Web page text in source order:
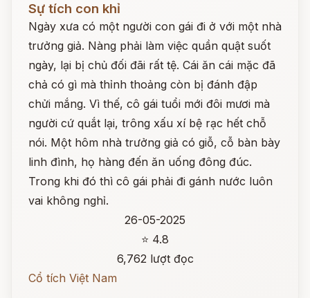
Sự tích con khỉ
Ngày xưa có một người con gái đi ở với một nhà
trưởng giả. Nàng phải làm việc quần quật suốt
ngày, lại bị chủ đối đãi rất tệ. Cái ăn cái mặc đã
chả có gì mà thỉnh thoảng còn bị đánh đập
chửi mắng. Vì thế, cô gái tuổi mới đôi mươi mà
người cứ quắt lại, trông xấu xí bệ rạc hết chỗ
nói. Một hôm nhà trưởng giả có giỗ, cỗ bàn bày
linh đình, họ hàng đến ăn uống đông đúc.
Trong khi đó thì cô gái phải đi gánh nước luôn
vai không nghỉ.
26-05-2025
⭐ 4.8
6,762 lượt đọc
Cổ tích Việt Nam